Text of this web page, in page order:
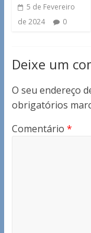
5 de Fevereiro
de 2024
0
Deixe um
O seu endereço
obrigatórios
Comentário *